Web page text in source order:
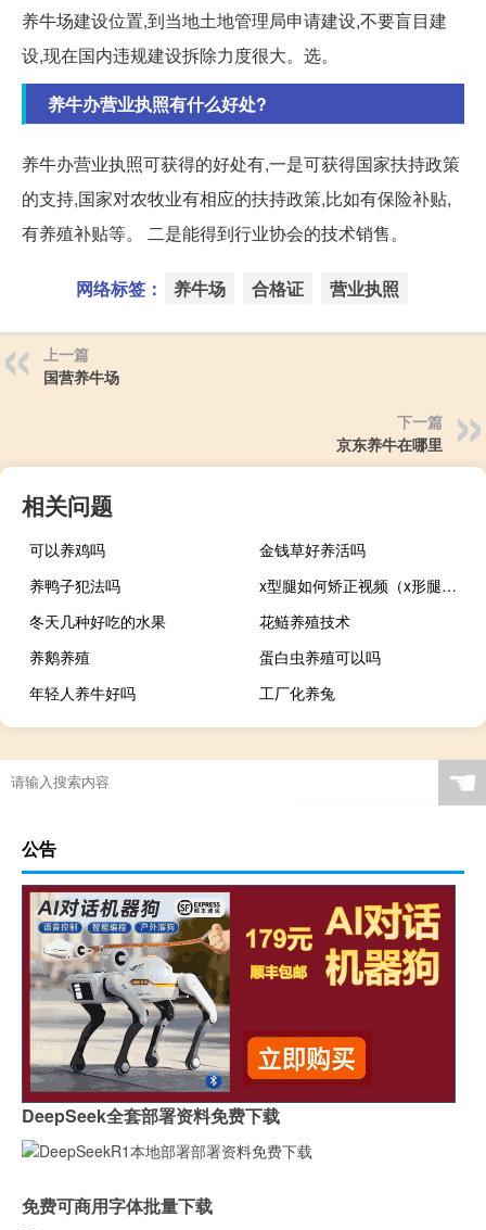
养牛场建设位置,到当地土地管理局申请建设,不要盲目建
设,现在国内违规建设拆除力度很大。选。
养牛办营业执照有什么好处?
养牛办营业执照可获得的好处有,一是可获得国家扶持政策
的支持,国家对农牧业有相应的扶持政策,比如有保险补贴,
有养殖补贴等。 二是能得到行业协会的技术销售。
网络标签： 养牛场 合格证 营业执照
上一篇
国营养牛场
下一篇
京东养牛在哪里
相关问题
可以养鸡吗
金钱草好养活吗
养鸭子犯法吗
x型腿如何矫正视频（x形腿如何矫正）
冬天几种好吃的水果
花鲢养殖技术
养鹅养殖
蛋白虫养殖可以吗
年轻人养牛好吗
工厂化养兔
☚
公告
DeepSeek全套部署资料免费下载
免费可商用字体批量下载